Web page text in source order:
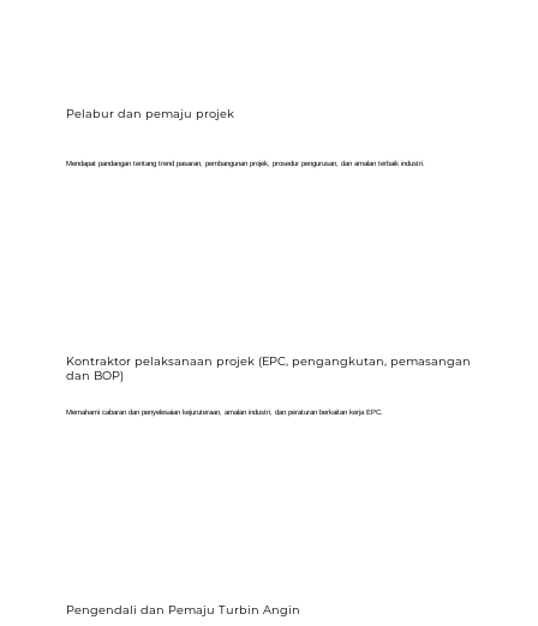
Pelabur dan pemaju projek
Mendapat pandangan tentang trend pasaran, pembangunan projek, prosedur pengurusan, dan amalan terbaik industri.
Kontraktor pelaksanaan projek (EPC, pengangkutan, pemasangan
dan BOP)
Memahami cabaran dan penyelesaian kejuruteraan, amalan industri, dan peraturan berkaitan kerja EPC.
Pengendali dan Pemaju Turbin Angin